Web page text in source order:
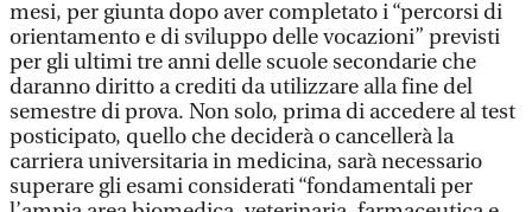
mesi, per giunta dopo aver completato i “percorsi di
orientamento e di sviluppo delle vocazioni” previsti
per gli ultimi tre anni delle scuole secondarie che
daranno diritto a crediti da utilizzare alla fine del
semestre di prova. Non solo, prima di accedere al test
posticipato, quello che deciderà o cancellerà la
carriera universitaria in medicina, sarà necessario
superare gli esami considerati “fondamentali per